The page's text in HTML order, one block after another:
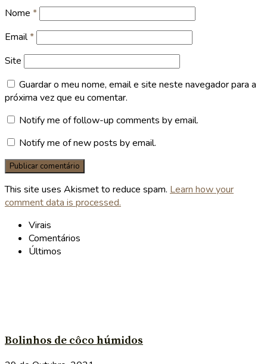
Nome *
Email*
Site
Guardar o meu nome, email e site neste navegador para a
próxima vez que eu comentar.
Notify me of follow-up comments by email.
Notify me of new posts by email.
This site uses Akismet to reduce spam. Learn how your
comment data is processed.
Virais
Comentários
Últimos
Bolinhos de côco húmidos